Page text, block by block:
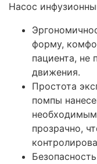
Насос
форму,
пациента, не
движения.
Простота
помпы
прозрачно,